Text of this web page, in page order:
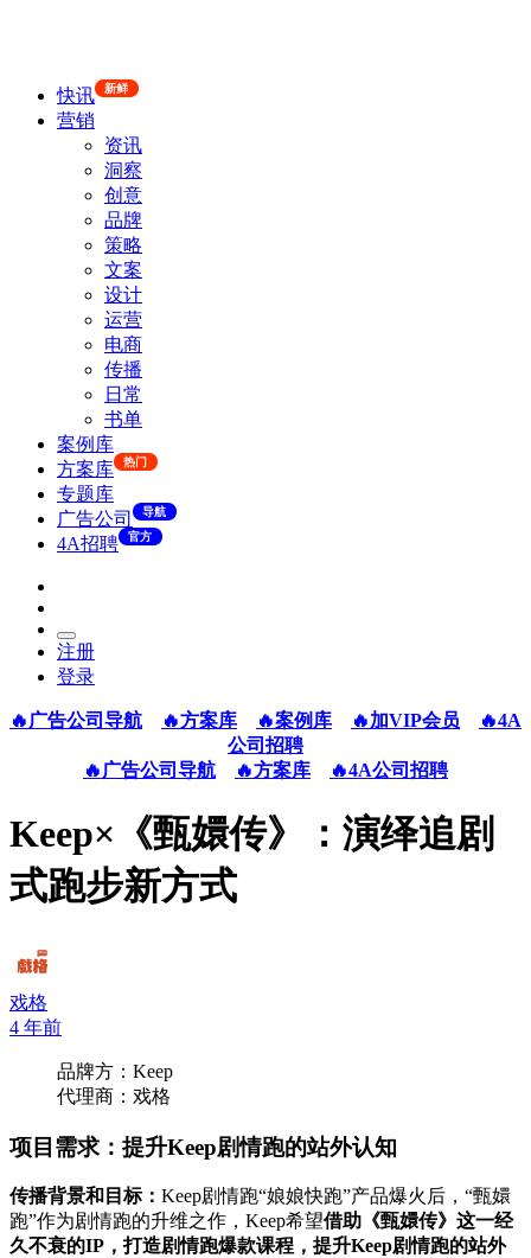
快讯 新鲜
营销
资讯
洞察
创意
品牌
策略
文案
设计
运营
电商
传播
日常
书单
案例库
方案库
热门
专题库
广告公司
导航
4A招聘 官方
注册
登录
🔥广告公司导航 🔥方案库 🔥案例库 🔥加VIP会员
🔥4A
公司招聘
🔥广告公司导航
🔥方案库 🔥4A公司招聘
Keep×《甄嬛传》：演绎追剧
式跑步新方式
戏格
4 年前
品牌方：Keep
代理商：戏格
项目需求：提升Keep剧情跑的站外认知
传播背景和目标： Keep剧情跑“娘娘快跑”产品爆火后，“甄嬛
跑”作为剧情跑的升维之作，Keep希望借助《甄嬛传》这一经
久不衰的IP，打造剧情跑爆款课程，提升Keep剧情跑的站外